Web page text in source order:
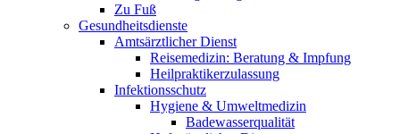
Zu Fuß
Gesundheitsdienste
Amtsärztlicher Dienst
Reisemedizin: Beratung & Impfung
Heilpraktikerzulassung
Infektionsschutz
Hygiene & Umweltmedizin
Badewasserqualität